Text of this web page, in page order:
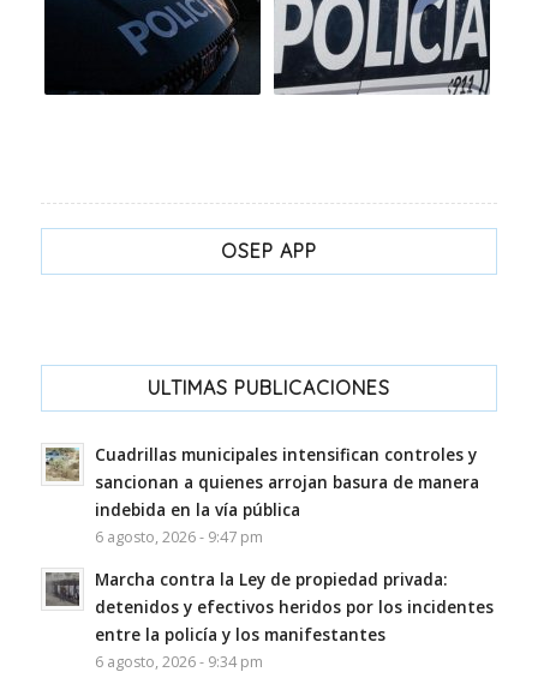
OSEP APP
ULTIMAS PUBLICACIONES
Cuadrillas municipales intensifican controles y
sancionan a quienes arrojan basura de manera
indebida en la vía pública
6 agosto, 2026 - 9:47 pm
Marcha contra la Ley de propiedad privada:
detenidos y efectivos heridos por los incidentes
entre la policía y los manifestantes
6 agosto, 2026 - 9:34 pm